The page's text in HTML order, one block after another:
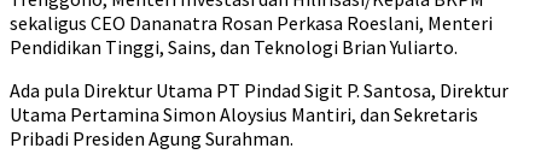
sekaligus CEO Dananatra Rosan Perkasa Roeslani, Menteri
Pendidikan Tinggi, Sains, dan Teknologi Brian Yuliarto.
Ada pula Direktur Utama PT Pindad Sigit P. Santosa, Direktur
Utama Pertamina Simon Aloysius Mantiri, dan Sekretaris
Pribadi Presiden Agung Surahman.